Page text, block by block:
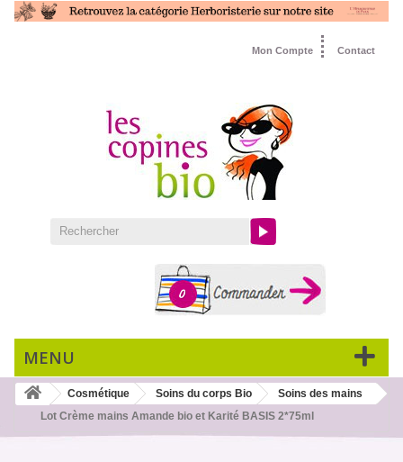
Contact
Mon Compte
0
MENU
Cosmétique Soins du corps Bio
Soins des mains
Lot Crème mains Amande bio et Karité BASIS 2*75ml